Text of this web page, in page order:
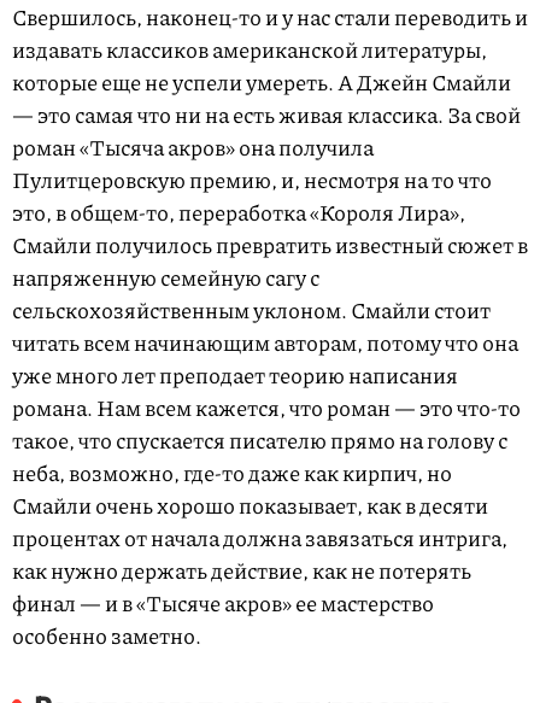
Свершилось, наконец-то и у нас стали переводить и
издавать классиков американской литературы,
которые еще не успели умереть. А Джейн Смайли
— это самая что ни на есть живая классика. За свой
роман «Тысяча акров» она получила
Пулитцеровскую премию, и, несмотря на то что
это, в общем-то, переработка «Короля Лира»,
Смайли получилось превратить известный сюжет в
напряженную семейную сагу с
сельскохозяйственным уклоном. Смайли стоит
читать всем начинающим авторам, потому что она
уже много лет преподает теорию написания
романа. Нам всем кажется, что роман — это что-то
такое, что спускается писателю прямо на голову с
неба, возможно, где-то даже как кирпич, но
Смайли очень хорошо показывает, как в десяти
процентах от начала должна завязаться интрига,
как нужно держать действие, как не потерять
финал — и в «Тысяче акров» ее мастерство
особенно заметно.